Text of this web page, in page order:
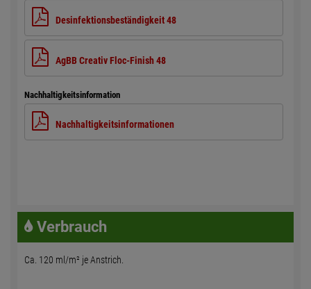
Desinfektionsbeständigkeit 48
AgBB Creativ Floc-Finish 48
Nachhaltigkeitsinformation
Nachhaltigkeitsinformationen
Verbrauch
Ca. 120 ml/m² je Anstrich.